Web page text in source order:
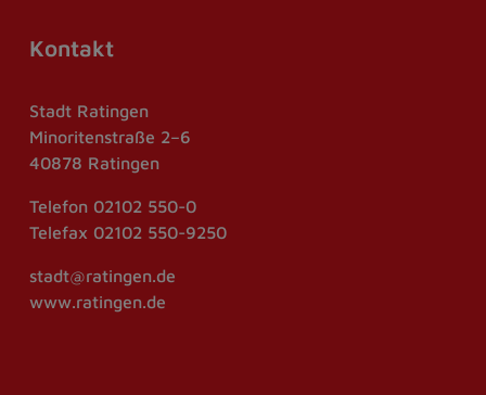
Kontakt
Stadt Ratingen
Minoritenstraße 2–6
40878 Ratingen
Telefon 02102 550-0
Telefax 02102 550-9250
stadt@ratingen.de
www.ratingen.de